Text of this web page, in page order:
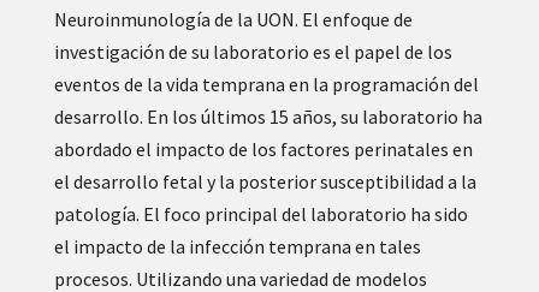
Neuroinmunología de la UON. El enfoque de
investigación de su laboratorio es el papel de los
eventos de la vida temprana en la programación del
desarrollo. En los últimos 15 años, su laboratorio ha
abordado el impacto de los factores perinatales en
el desarrollo fetal y la posterior susceptibilidad a la
patología. El foco principal del laboratorio ha sido
el impacto de la infección temprana en tales
procesos. Utilizando una variedad de modelos